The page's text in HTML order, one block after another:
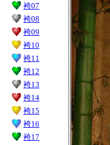
袴07
袴08
袴09
袴10
袴11
袴12
袴13
袴14
袴15
袴16
袴17